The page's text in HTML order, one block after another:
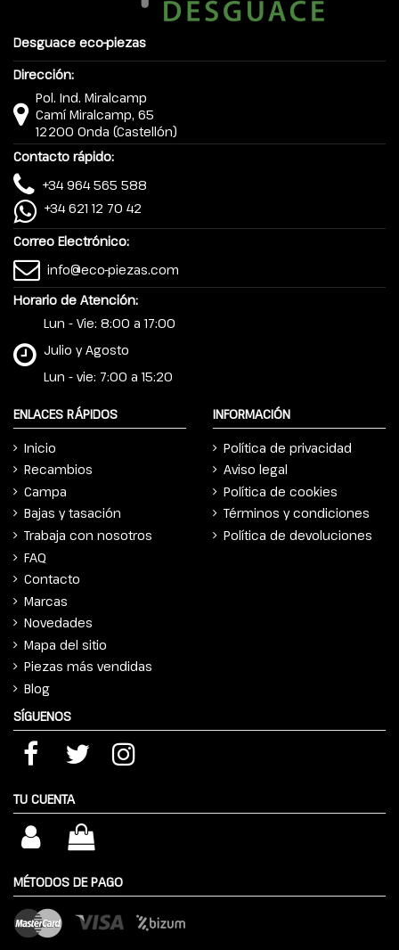
Desguace eco-piezas
Dirección:
Pol. Ind. Miralcamp
Camí Miralcamp, 65
12200 Onda (Castellón)
Contacto rápido:
+34 964 565 588
+34 621 12 70 42
Correo Electrónico:
info@eco-piezas.com
Horario de Atención:
Lun - Vie: 8:00 a 17:00
Julio y Agosto
Lun - vie: 7:00 a 15:20
ENLACES RÁPIDOS
Inicio
Recambios
Campa
Bajas y tasación
Trabaja con nosotros
FAQ
Contacto
Marcas
Novedades
Mapa del sitio
Piezas más vendidas
Blog
INFORMACIÓN
Política de privacidad
Aviso legal
Política de cookies
Términos y condiciones
Política de devoluciones
SÍGUENOS
TU CUENTA
MÉTODOS DE PAGO